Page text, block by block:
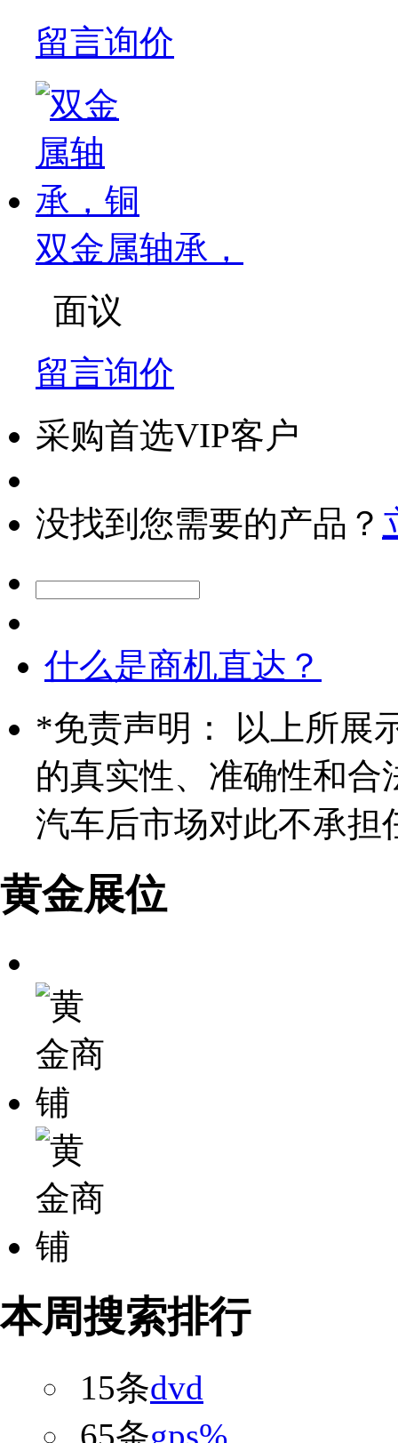
留言询价
双金属轴承，
面议
留言询价
采购首选VIP客户
没找到您需要的产品？
什么是商机直达？
*免责声明： 以上所展
的真实性、准确性和合
汽车后市场对此不承担
黄金展位
本周搜索排行
15条dvd